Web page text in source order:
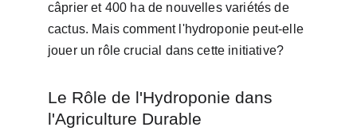
câprier et 400 ha de nouvelles variétés de
cactus. Mais comment l'hydroponie peut-elle
jouer un rôle crucial dans cette initiative?
Le Rôle de l'Hydroponie dans
l'Agriculture Durable